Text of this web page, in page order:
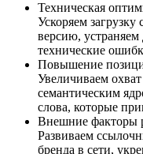
Техническая
Ускоряем
версию,
технические
Повышение
Увеличиваем
семантическим
слова, которые
Внешние факторы
Развиваем
бренда в сети,